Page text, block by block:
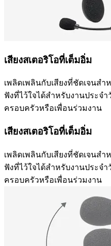
เสียงสเตอริโอที่เต็มอิ่ม
เพลิดเพลินกับเสียงที่ชัดเจนส
ฟังที่ไว้ใจได้สำหรับงานประจ
ครอบครัวหรือเพื่อนร่วมงาน
เสียงสเตอริโอที่เต็มอิ่ม
เพลิดเพลินกับเสียงที่ชัดเจนส
ฟังที่ไว้ใจได้สำหรับงานประจ
ครอบครัวหรือเพื่อนร่วมงาน